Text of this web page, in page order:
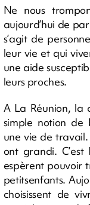
Ne nous
aujourd’hui de
s’agit de
leur vie et qui
une aide
leurs proches.
A La Réunion, la
simple notion de
une vie de travail.
ont grandi.
espèrent pouvoir
petitsenfants.
choisissent de